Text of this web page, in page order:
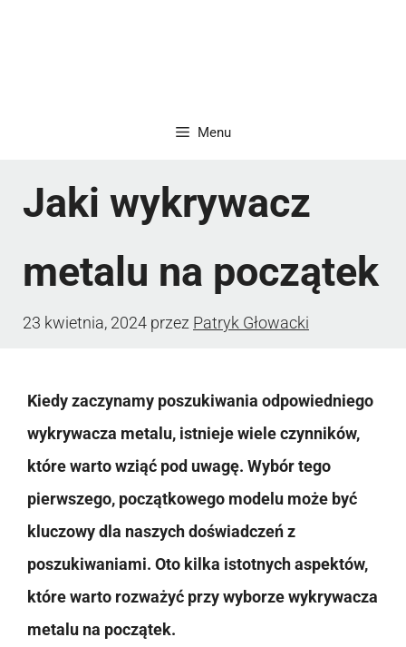
Menu
Jaki wykrywacz
metalu na początek
23 kwietnia, 2024 przez Patryk Głowacki
Kiedy zaczynamy poszukiwania odpowiedniego
wykrywacza metalu, istnieje wiele czynników,
które warto wziąć pod uwagę. Wybór tego
pierwszego, początkowego modelu może być
kluczowy dla naszych doświadczeń z
poszukiwaniami. Oto kilka istotnych aspektów,
które warto rozważyć przy wyborze wykrywacza
metalu na początek.